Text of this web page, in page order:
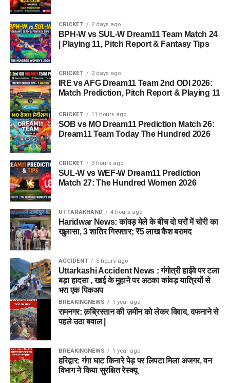
CRICKET 2 days ago
BPH-W vs SUL-W Dream11 Team Match 24
| Playing 11, Pitch Report & Fantasy Tips
CRICKET 2 days ago
IRE vs AFG Dream11 Team 2nd ODI 2026:
Match Prediction, Pitch Report & Playing 11
CRICKET 11 hours ago
SOB vs MO Dream11 Prediction Match 26:
Dream11 Team Today The Hundred 2026
CRICKET 3 hours ago
SUL-W vs WEF-W Dream11 Prediction
Match 27: The Hundred Women 2026
UTTARAKHAND 4 hours ago
Haridwar News: कांवड़ मेले के बीच दो घरों में चोरी का
खुलासा, 3 शातिर गिरफ्तार; ₹5 लाख कैश बरामद
ACCIDENT 5 hours ago
Uttarkashi Accident News : गंगोत्री हाईवे पर टला
बड़ा हादसा , खाई के मुहाने पर अटका कांवड़ यात्रियों से
भरा एक पिकअप
BREAKINGNEWS 1 year ago
रामनगर: क़ब्रिस्तान की ज़मीन को लेकर विवाद, दफनाने से
पहले उठा बवाल |
BREAKINGNEWS 1 year ago
हरिद्वार: गंगा घाट किनारे पेड़ पर लिपटा मिला अजगर, वन
विभाग ने किया सुरक्षित रेस्क्यू